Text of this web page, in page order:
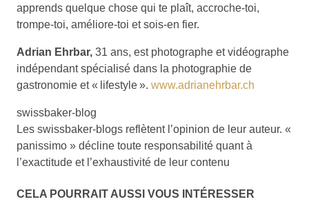
apprends quelque chose qui te plaît, accroche-toi,
trompe-toi, améliore-toi et sois-en fier.
Adrian Ehrbar, 31 ans, est photographe et vidéographe
indépendant spécialisé dans la photographie de
gastronomie et « lifestyle ». www.adrianehrbar.ch
swissbaker-blog
Les swissbaker-blogs reflètent l’opinion de leur auteur. «
panissimo » décline toute responsabilité quant à
l’exactitude et l’exhaustivité de leur contenu
CELA POURRAIT AUSSI VOUS INTÉRESSER